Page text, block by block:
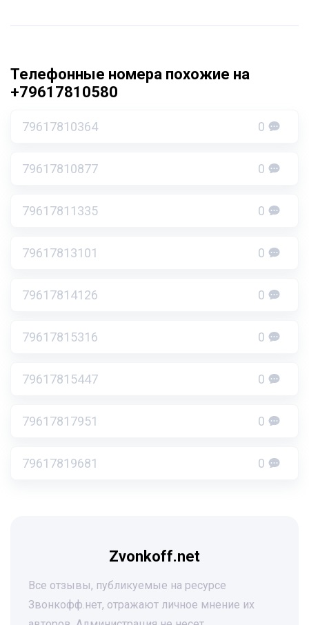
Телефонные номера похожие на
+79617810580
79617810364 0
79617810877 0
79617811335 0
79617813101 0
79617814126 0
79617815316 0
79617815447 0
79617817951 0
79617819681 0
Zvonkoff.net
Все отзывы, публикуемые на ресурсе
Звонкофф.нет, отражают личное мнение их